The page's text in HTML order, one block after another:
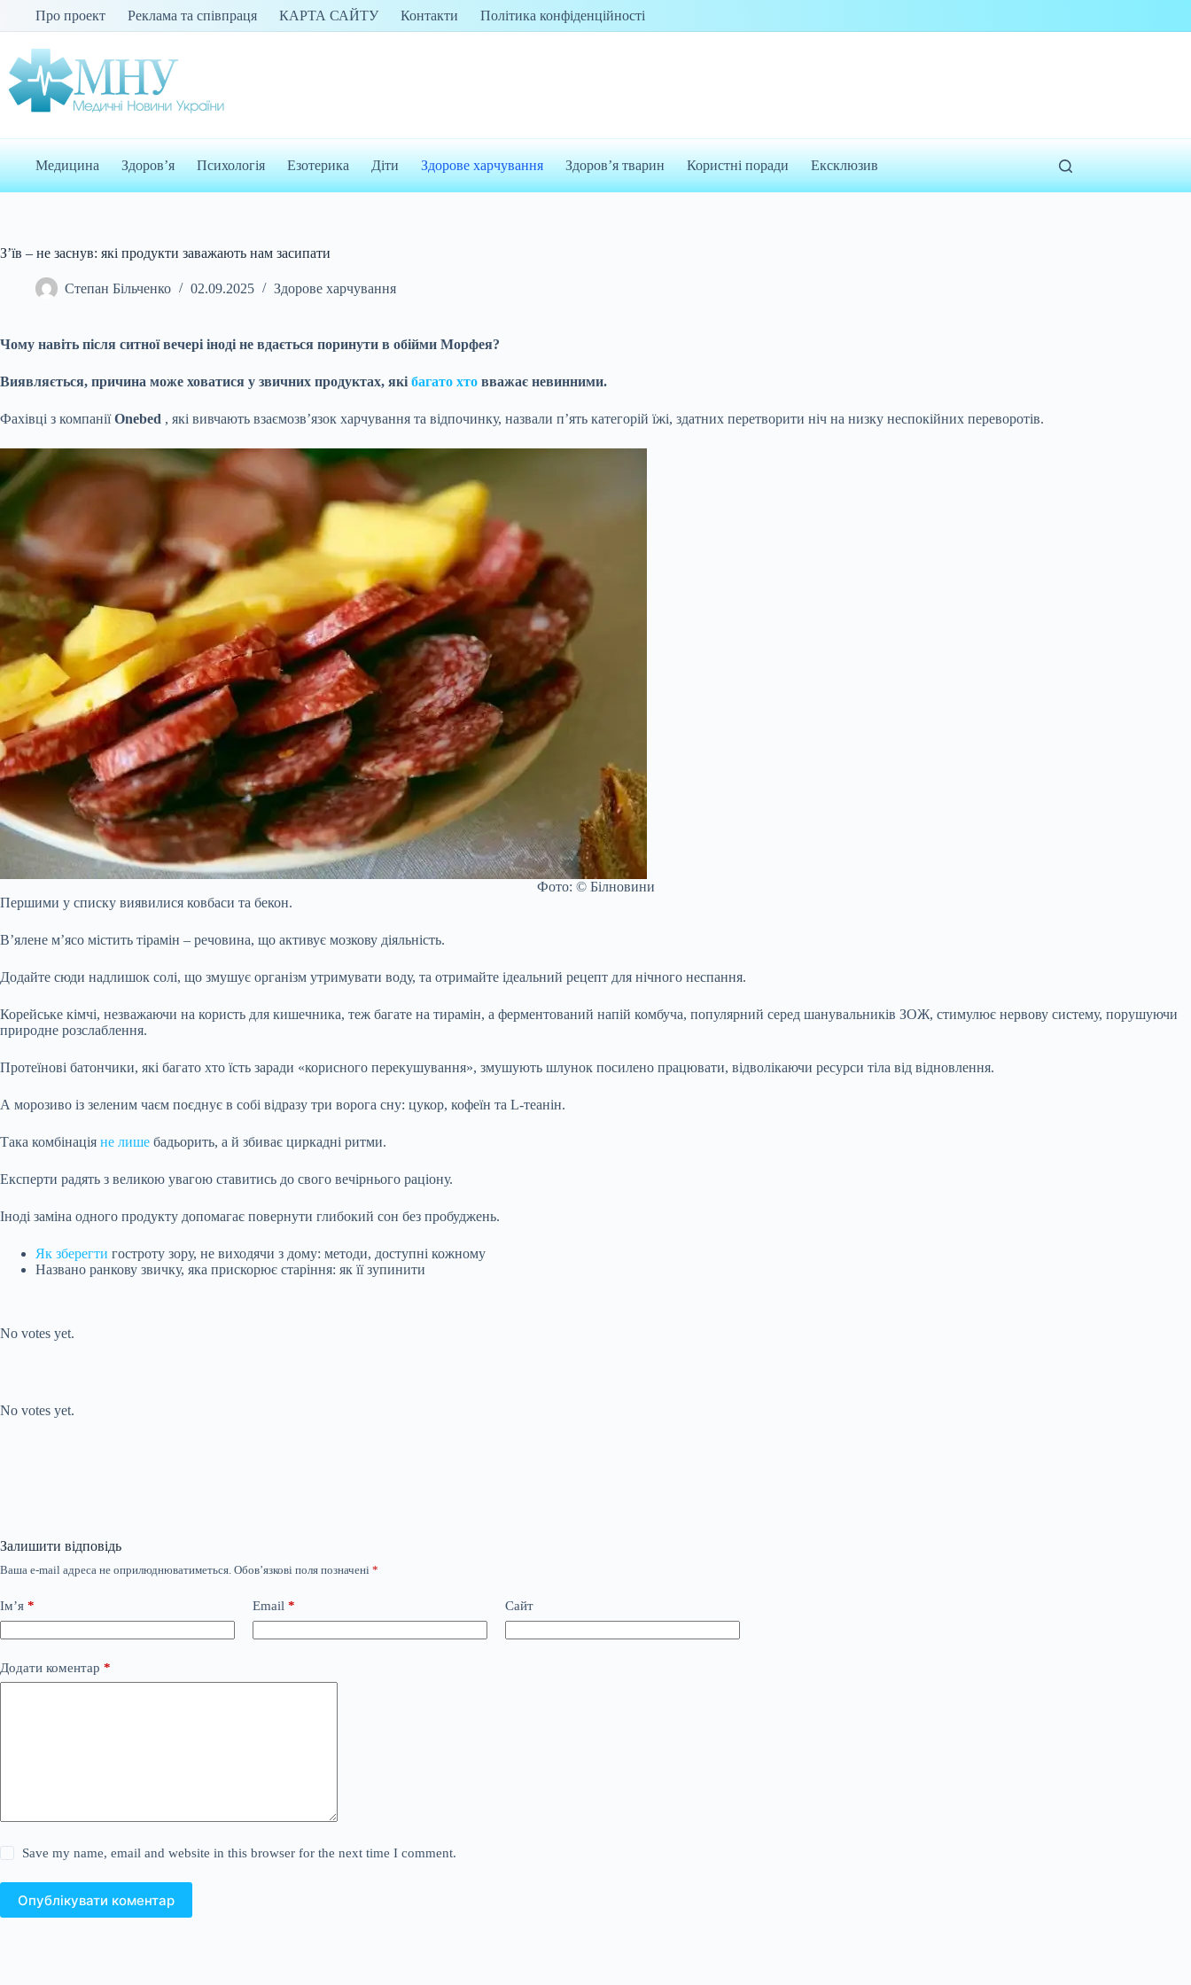
Про проект Реклама та співпраця КАРТА САЙТУ Контакти Політика конфіденційності
Медицина Здоров’я Психологія Езотерика Діти Здорове харчування Здоров’я тварин Користні поради Ексклюзив
З’їв – не заснув: які продукти заважають нам засипати
Степан Більченко 02.09.2025 Здорове харчування
Чому навіть після ситної вечері іноді не вдається поринути в обійми Морфея?
Виявляється, причина може ховатися у звичних продуктах, які багато хто вважає невинними.
Фахівці з компаніїOnebed , які вивчають взаємозв’язок харчування та відпочинку, назвали п’ять категорій їжі, здатних перетворити ніч на низку неспокійних переворотів.
Фото: © Білновини
Першими у списку виявилися ковбаси та бекон.
В’ялене м’ясо містить тірамін – речовина, що активує мозкову діяльність.
Додайте сюди надлишок солі, що змушує організм утримувати воду, та отримайте ідеальний рецепт для нічного неспання.
Корейське кімчі, незважаючи на користь для кишечника, теж багате на тирамін, а ферментований напій комбуча, популярний серед шанувальників ЗОЖ, стимулює нервову систему, порушуючи
природне розслаблення.
Протеїнові батончики, які багато хто їсть заради «корисного перекушування», змушують шлунок посилено працювати, відволікаючи ресурси тіла від відновлення.
А морозиво із зеленим чаєм поєднує в собі відразу три ворога сну: цукор, кофеїн та L-теанін.
Така комбінація не лише бадьорить, а й збиває циркадні ритми.
Експерти радять з великою увагою ставитись до свого вечірнього раціону.
Іноді заміна одного продукту допомагає повернути глибокий сон без пробуджень.
Як зберегти гостроту зору, не виходячи з дому: методи, доступні кожному
Названо ранкову звичку, яка прискорює старіння: як її зупинити
No votes yet.
No votes yet.
Залишити відповідь
Ваша e-mail адреса не оприлюднюватиметься. Обов’язкові поля позначені *
Ім’я * Email * Сайт
Додати коментар *
Save my name, email and website in this browser for the next time I comment.
Опублікувати коментар